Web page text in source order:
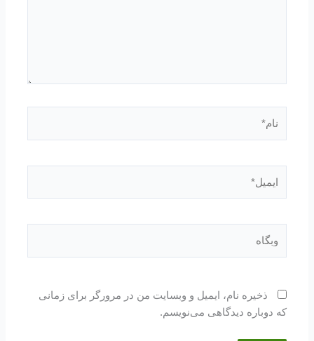
ذخیره نام، ایمیل و وبسایت من در مرورگر برای زمانی
که دوباره دیدگاهی می‌نویسم.